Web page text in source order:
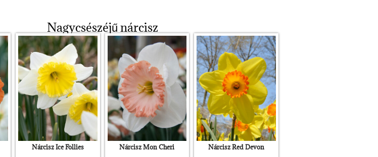
Nagycsészéjű nárcisz
Nárcisz Ice Follies Nárcisz Mon Cheri Nárcisz Red Devon